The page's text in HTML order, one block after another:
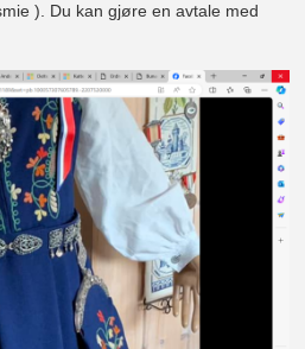
). Du kan gjøre en avtale med